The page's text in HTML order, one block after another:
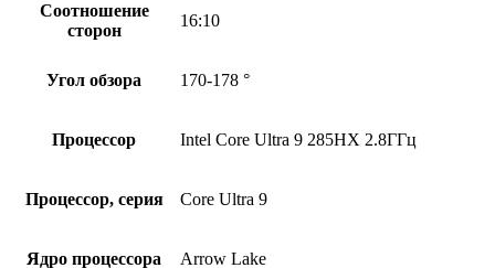
Соотношение
сторон
16:10
Угол обзора 170-178 °
Процессор Intel Core Ultra 9 285HX 2.8ГГц
Процессор, серия Core Ultra 9
Ядро процессора Arrow Lake